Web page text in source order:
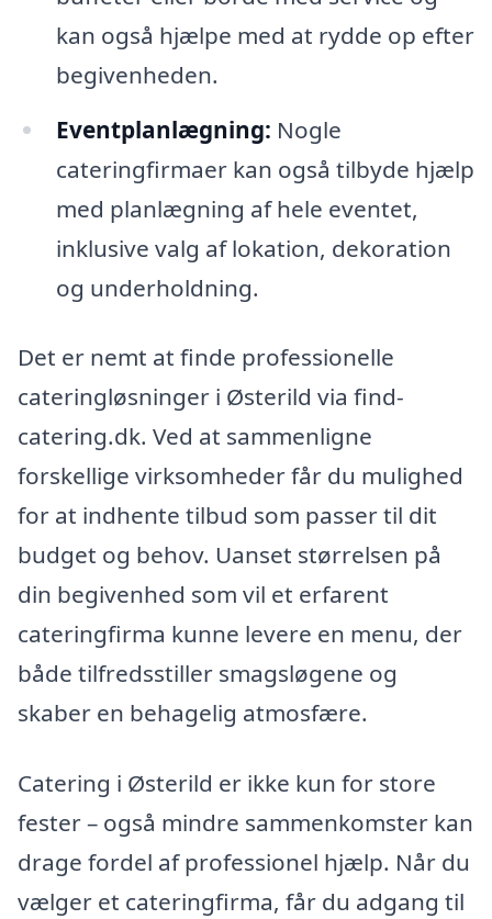
kan også hjælpe med at rydde op efter
begivenheden.
Eventplanlægning: Nogle
cateringfirmaer kan også tilbyde hjælp
med planlægning af hele eventet,
inklusive valg af lokation, dekoration
og underholdning.
Det er nemt at finde professionelle
cateringløsninger i Østerild via find-
catering.dk. Ved at sammenligne
forskellige virksomheder får du mulighed
for at indhente tilbud som passer til dit
budget og behov. Uanset størrelsen på
din begivenhed som vil et erfarent
cateringfirma kunne levere en menu, der
både tilfredsstiller smagsløgene og
skaber en behagelig atmosfære.
Catering i Østerild er ikke kun for store
fester – også mindre sammenkomster kan
drage fordel af professionel hjælp. Når du
vælger et cateringfirma, får du adgang til